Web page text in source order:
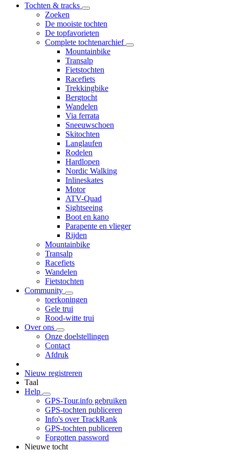
Tochten & tracks
Zoeken
De mooiste tochten
De topfavorieten
Complete tochtenarchief
Mountainbike
Transalp
Fietstochten
Racefiets
Trekkingbike
Bergtocht
Wandelen
Via ferrata
Sneeuwschoen
Skitochten
Langlaufen
Rodelen
Hardlopen
Nordic Walking
Inlineskates
Motor
ATV-Quad
Sightseeing
Boot en kano
Parapente en vlieger
Rijden
Mountainbike
Transalp
Racefiets
Wandelen
Fietstochten
Community
toerkoningen
Gele trui
Rood-witte trui
Over ons
Onze doelstellingen
Contact
Afdruk
Nieuw registreren
Taal
Help
GPS-Tour.info gebruiken
GPS-tochten publiceren
Info's over TrackRank
GPS-tochten publiceren
Forgotten password
Nieuwe tocht